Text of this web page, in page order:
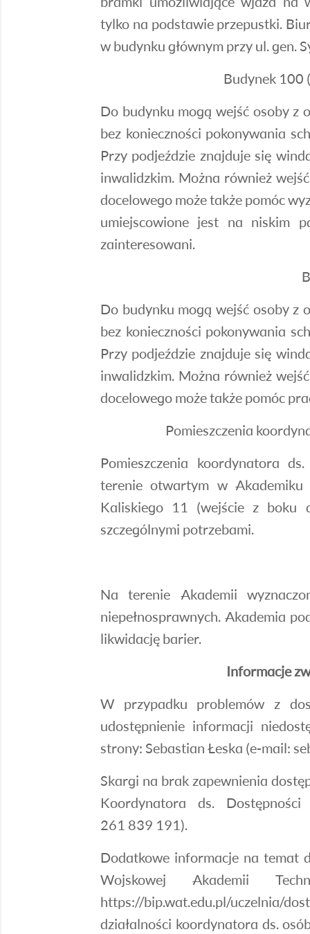
tylko na podstawie przepustki.
w budynku głównym przy ul. gen.
Budynek 100
Do budynku mogą wejść osoby z
bez konieczności pokonywania
Przy podjeździe znajduje się
inwalidzkim. Można również
docelowego może także pomóc
umiejscowione jest na niskim
zainteresowani.
Do budynku mogą wejść osoby z
bez konieczności pokonywania
Przy podjeździe znajduje się
inwalidzkim. Można również
docelowego może także pomóc
Pomieszczenia
Pomieszczenia koordynatora
terenie otwartym w
Kaliskiego 11 (wejście z boku
szczególnymi potrzebami.
Na terenie Akademii
niepełnosprawnych. Akademia
likwidację barier.
Informacje
W przypadku problemów z
udostępnienie informacji
strony: Sebastian Łeska (e-mail:
Skargi na brak zapewnienia
Koordynatora ds. Dostępności
261 839 191 ).
Dodatkowe informacje na temat
Wojskowej Akademii
https://bip.wat.edu.pl/uczelnia/
działalności koordynatora ds.